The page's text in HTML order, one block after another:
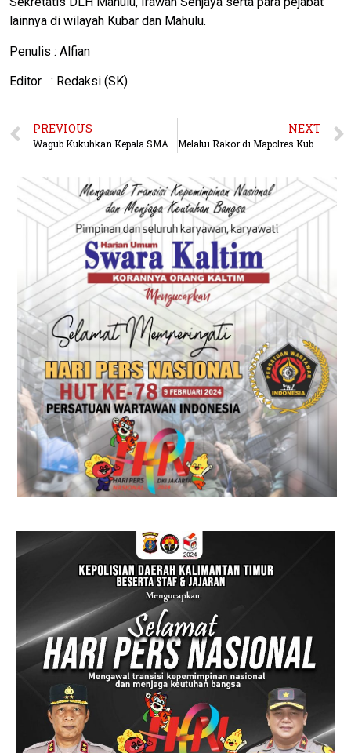
lainnya di wilayah Kubar dan Mahulu.
Penulis : Alfian
Editor : Redaksi (SK)
PREVIOUS
Wagub Kukuhkan Kepala SMA dan SMK se Kaltim
NEXT
Melalui Rakor di Mapolres Kubar, Mahulu Segera Bentuk Satgas Karhutla